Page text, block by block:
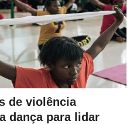
de violência
dança para lidar